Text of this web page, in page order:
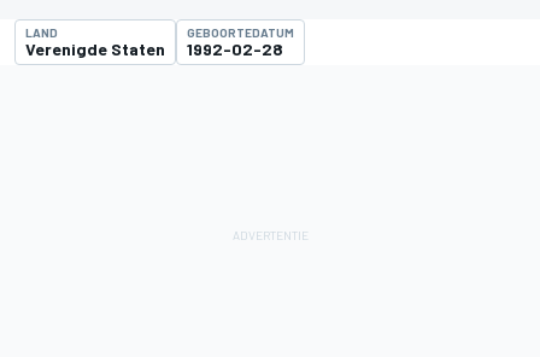
LAND
Verenigde Staten
GEBOORTEDATUM
1992-02-28